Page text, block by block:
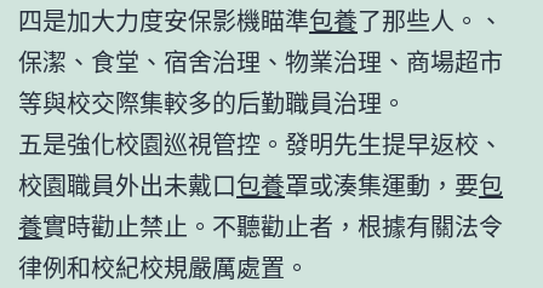
四是加大力度安保影機瞄準包養了那些人。、
保潔、食堂、宿舍治理、物業治理、商場超市
等與校交際集較多的后勤職員治理。
五是強化校園巡視管控。發明先生提早返校、
校園職員外出未戴口包養罩或湊集運動，要包
養實時勸止禁止。不聽勸止者，根據有關法令
律例和校紀校規嚴厲處置。